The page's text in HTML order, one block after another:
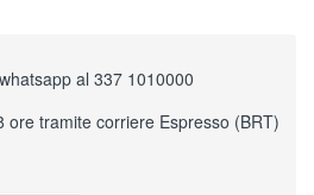
al 337 1010000
ore tramite corriere Espresso (BRT)